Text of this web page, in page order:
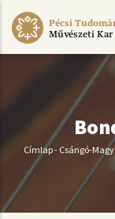
Ugrás
Pécsi
Művészeti Kar
Morzsa
Címlap- Csángó-